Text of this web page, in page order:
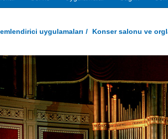
uygulamaları Konser salonu ve